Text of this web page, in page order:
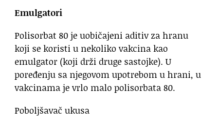
Emulgatori
Polisorbat 80 je uobičajeni aditiv za hranu
koji se koristi u nekoliko vakcina kao
emulgator (koji drži druge sastojke). U
poređenju sa njegovom upotrebom u hrani, u
vakcinama je vrlo malo polisorbata 80.
Poboljšavač ukusa